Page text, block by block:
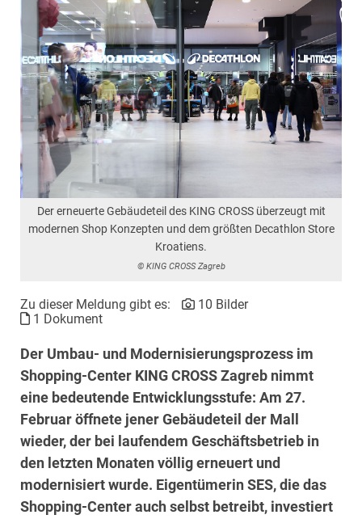
Der erneuerte Gebäudeteil des KING CROSS überzeugt mit
modernen Shop Konzepten und dem größten Decathlon Store
Kroatiens.
© KING CROSS Zagreb
Zu dieser Meldung gibt es:
10 Bilder
1 Dokument
Der Umbau- und Modernisierungsprozess im
Shopping-Center KING CROSS Zagreb nimmt
eine bedeutende Entwicklungsstufe: Am 27.
Februar öffnete jener Gebäudeteil der Mall
wieder, der bei laufendem Geschäftsbetrieb in
den letzten Monaten völlig erneuert und
modernisiert wurde. Eigentümerin SES, die das
Shopping-Center auch selbst betreibt, investiert